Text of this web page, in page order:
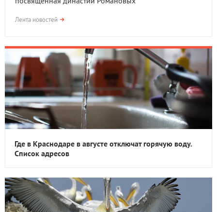
Лента новостей
Где в Краснодаре в августе отключат горячую воду.
Список адресов